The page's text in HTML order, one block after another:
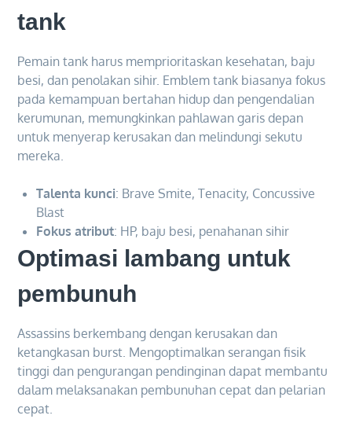
tank
Pemain tank harus memprioritaskan kesehatan, baju
besi, dan penolakan sihir. Emblem tank biasanya fokus
pada kemampuan bertahan hidup dan pengendalian
kerumunan, memungkinkan pahlawan garis depan
untuk menyerap kerusakan dan melindungi sekutu
mereka.
Talenta kunci: Brave Smite, Tenacity, Concussive
Blast
Fokus atribut: HP, baju besi, penahanan sihir
Optimasi lambang untuk
pembunuh
Assassins berkembang dengan kerusakan dan
ketangkasan burst. Mengoptimalkan serangan fisik
tinggi dan pengurangan pendinginan dapat membantu
dalam melaksanakan pembunuhan cepat dan pelarian
cepat.